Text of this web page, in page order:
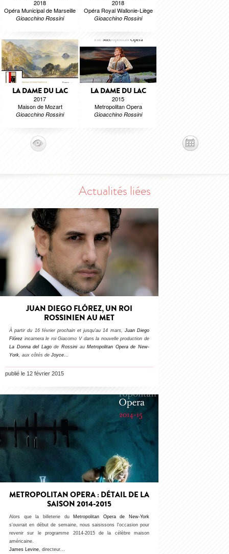
2018
Opéra Municipal de Marseille
Gioacchino Rossini
2018
Opéra Royal Wallonie-Liège
Gioacchino Rossini
LA DAME DU LAC
2017
Maison de Mozart
Gioacchino Rossini
LA DAME DU LAC
2015
Metropolitan Opera
Gioacchino Rossini
Actualités liées
JUAN DIEGO FLÓREZ, UN ROI
ROSSINIEN AU MET
À partir du 16 février prochain et jusqu'au 14 mars, Juan Diego
Flórez incarnera le roi Giacomo V dans la nouvelle production de
La Donna del LagodeRossini auMetropolitan Opera de New-
York, aux côtés de Joyce…
publié le 12 février 2015
METROPOLITAN OPERA : DÉTAIL DE LA
SAISON 2014-2015
Alors que la billeterie du Metropolitan Opera de New-York
s’ouvrait en début de semaine, nous saisissons l'occasion pour
revenir sur le programme 2014-2015 de la célèbre maison
américaine.
James Levine, directeur…